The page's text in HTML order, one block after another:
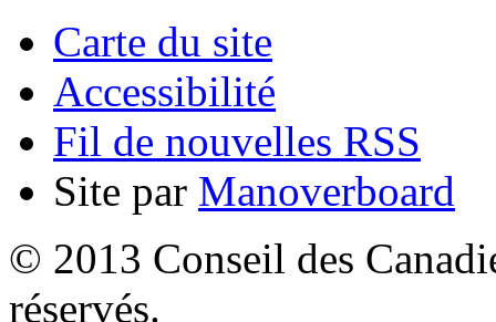
Carte du site
Accessibilité
Fil de nouvelles RSS
Site par Manoverboard
© 2013 Conseil des
réservés.